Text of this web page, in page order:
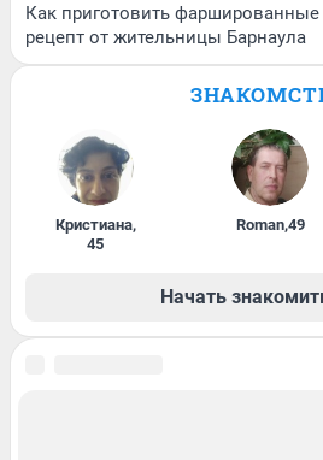
Как приготовить
рецепт от жительницы Барнаула
Кристиана,
45
Roman,49
Начать